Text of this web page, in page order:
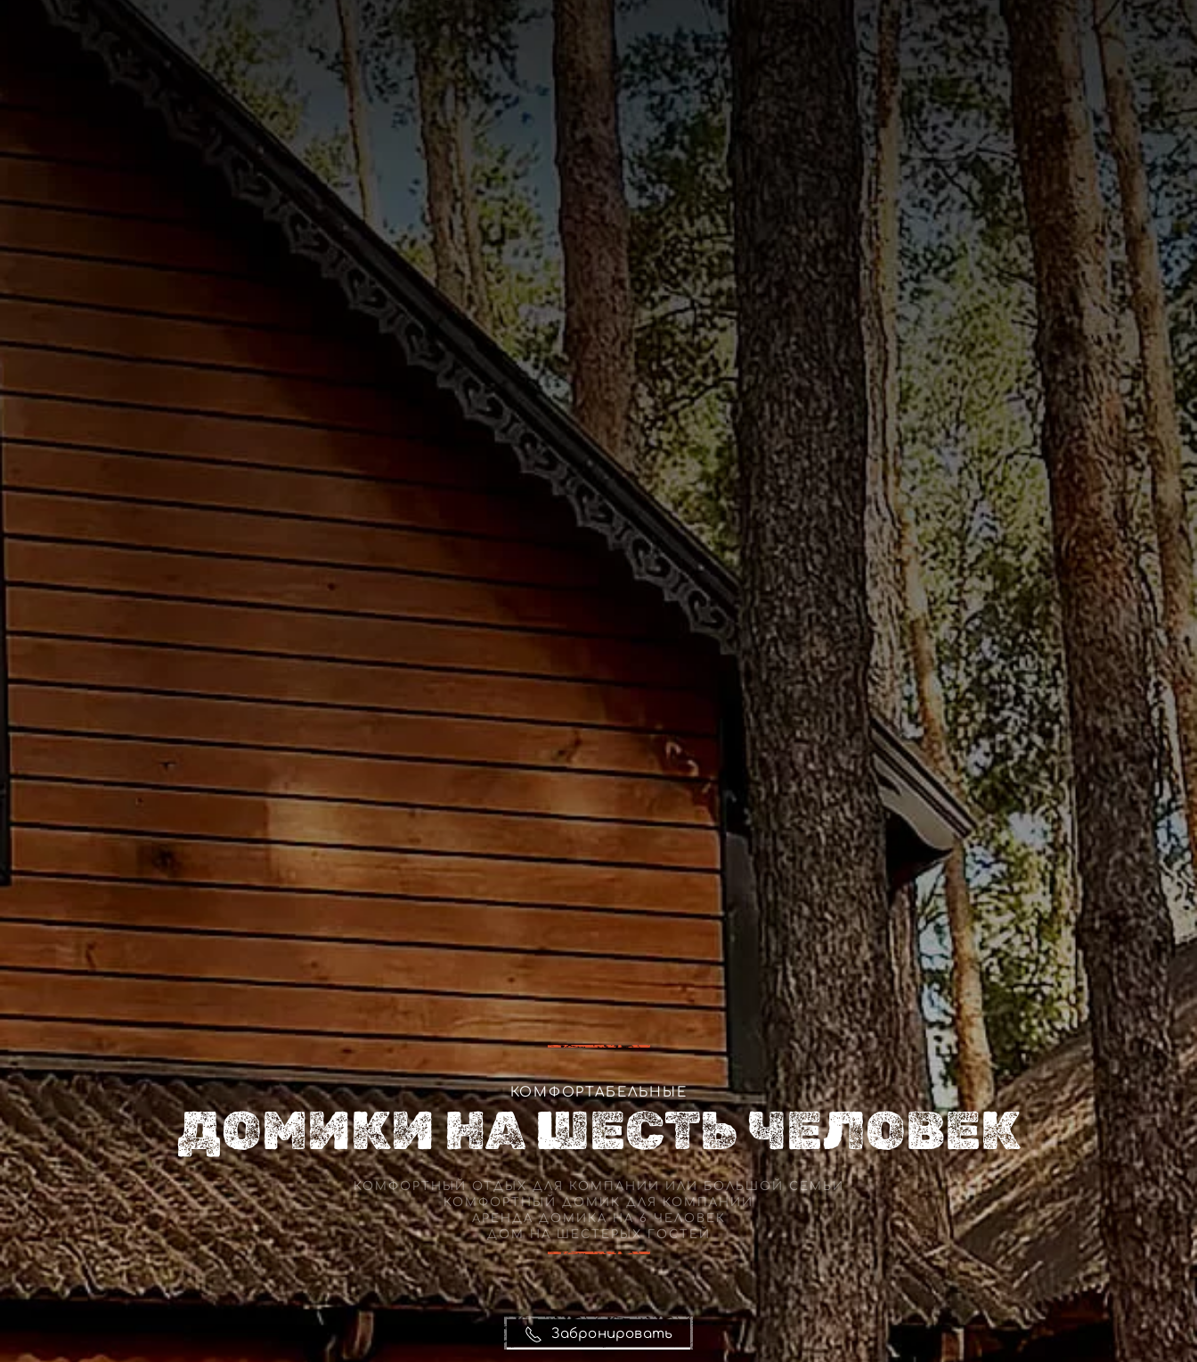
КОМФОРТАБЕЛЬНЫЕ
ДОМИКИ НА ШЕСТЬ ЧЕЛОВЕК
КОМФОРТНЫЙ ОТДЫХ ДЛЯ КОМПАНИИ ИЛИ БОЛЬШОЙ СЕМЬИ
КОМФОРТНЫЙ ДОМИК ДЛЯ КОМПАНИИ
АРЕНДА ДОМИКА НА 6 ЧЕЛОВЕК
ДОМ НА ШЕСТЕРЫХ ГОСТЕЙ
Забронировать